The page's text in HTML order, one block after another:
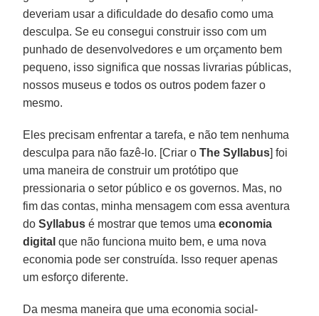
deveriam usar a dificuldade do desafio como uma
desculpa. Se eu consegui construir isso com um
punhado de desenvolvedores e um orçamento bem
pequeno, isso significa que nossas livrarias públicas,
nossos museus e todos os outros podem fazer o
mesmo.
Eles precisam enfrentar a tarefa, e não tem nenhuma
desculpa para não fazê-lo. [Criar oThe Syllabus] foi
uma maneira de construir um protótipo que
pressionaria o setor público e os governos. Mas, no
fim das contas, minha mensagem com essa aventura
doSyllabus é mostrar que temos umaeconomia
digital que não funciona muito bem, e uma nova
economia pode ser construída. Isso requer apenas
um esforço diferente.
Da mesma maneira que uma economia social-